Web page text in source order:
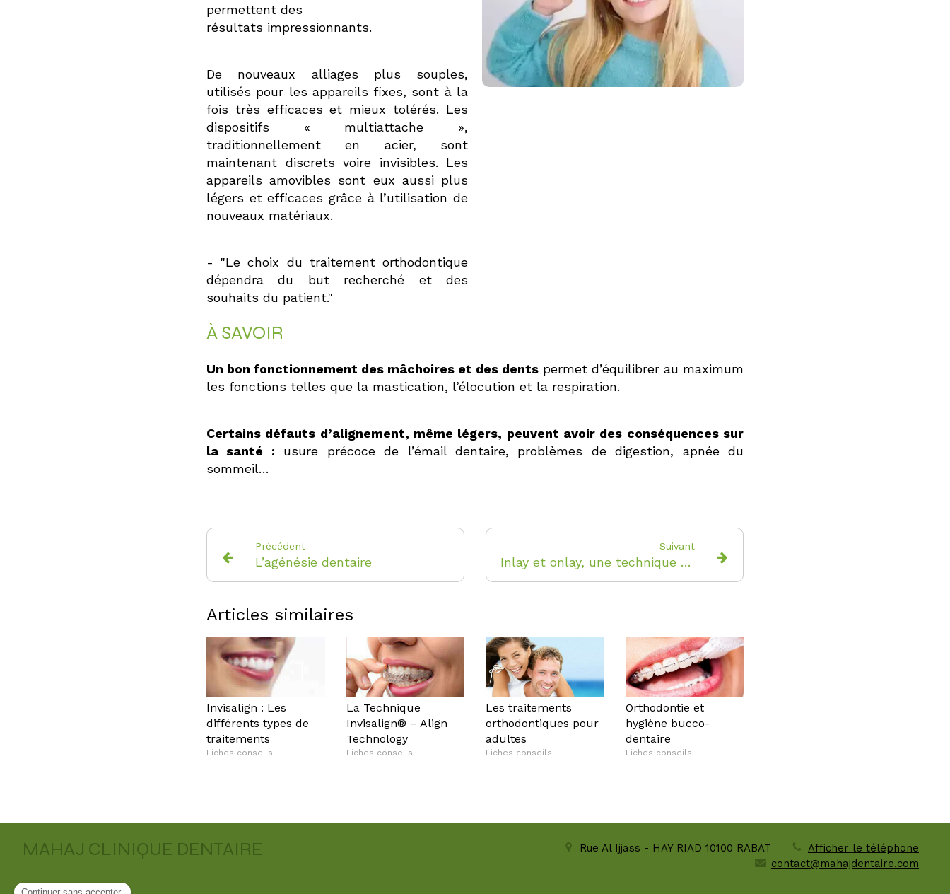
permettent des
résultats impressionnants.
De nouveaux alliages plus souples,
utilisés pour les appareils fixes, sont à la
fois très efficaces et mieux tolérés. Les
dispositifs « multiattache »,
traditionnellement en acier, sont
maintenant discrets voire invisibles. Les
appareils amovibles sont eux aussi plus
légers et efficaces grâce à l’utilisation de
nouveaux matériaux.
- "Le choix du traitement orthodontique
dépendra du but recherché et des
souhaits du patient."
À SAVOIR
Un bon fonctionnement des mâchoires et des dents permet d’équilibrer au maximum
les fonctions telles que la mastication, l’élocution et la respiration.
Certains défauts d’alignement, même légers, peuvent avoir des conséquences sur
la santé : usure précoce de l’émail dentaire, problèmes de digestion, apnée du
sommeil…
Précédent
L’agénésie dentaire
Suivant
Inlay et onlay, une technique conservatrice
Articles similaires
Invisalign : Les
différents types de
traitements
Fiches conseils
La Technique
Invisalign® – Align
Technology
Fiches conseils
Les traitements
orthodontiques pour
adultes
Fiches conseils
Orthodontie et
hygiène bucco-
dentaire
Fiches conseils
MAHAJ CLINIQUE DENTAIRE Rue Al Ijjass - HAY RIAD 10100 RABAT
Afficher le téléphone
contact@mahajdentaire.com